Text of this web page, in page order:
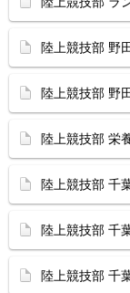
陸上競技部 野
陸上競技部 野
陸上競技部 栄
陸上競技部 千
陸上競技部 千
陸上競技部 千